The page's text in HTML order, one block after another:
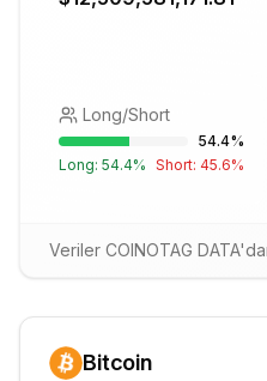
Long/Short
54.4%
Long: 54.4% Short: 45.6%
Veriler COINOTAG
Bitcoin